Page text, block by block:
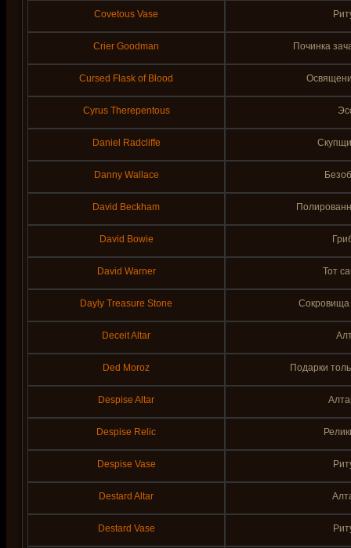
Covetous Vase
Crier Goodman Починка
Cursed Flask of Blood
Cyrus Therepentous
Daniel Radcliffe
Danny Wallace
David Beckham
David Bowie
David Warner Тот
Dayly Treasure Stone Сокровища
Deceit Altar
Ded Moroz Подарки
Despise Altar
Despise Relic
Despise Vase
Destard Altar
Destard Vase